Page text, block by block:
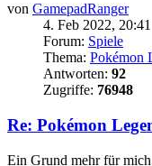
von GamepadRanger
4. Feb 2022, 20:41
Forum: Spiele
Thema: Pokémon
Antworten: 92
Zugriffe: 76948
Re: Pokémon
Ein Grund mehr für